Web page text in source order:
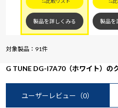
製品を詳しくみる 製品を
対象製品：91件
G TUNE DG-I7A70（ホワイト）の
ユーザーレビュー （0）